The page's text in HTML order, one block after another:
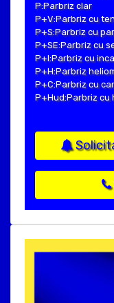
P:Parbriz clar
P+V:Parbriz cu
P+S:Parbriz cu
P+SE:Parbriz cu
P+I:Parbriz cu
P+H:Parbriz
P+C:Parbriz cu
P+Hud:Parbriz cu